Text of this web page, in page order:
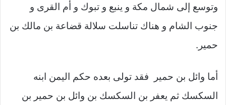
وتوسع إلى شمال مكة و ينبع و تبوك و أم القرى و
جنوب الشام و هناك تناسلت سلالة قضاعة بن مالك بن
حمير.
أما وائل بن حمير فقد تولى بعده حكم اليمن ابنه
السكسك ثم يعفر بن السكسك بن وائل بن حمير بن